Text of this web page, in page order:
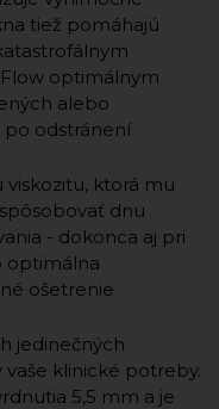
tiež pomáhajú
optimálnym
alebo
odstránení
ktorá mu
dnu
- dokonca aj pri
optimálna
ošetrenie
jedinečných
klinické potreby.
5,5 mm a je